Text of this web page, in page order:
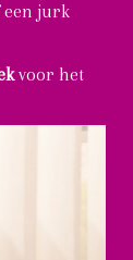
een jurk
voor het